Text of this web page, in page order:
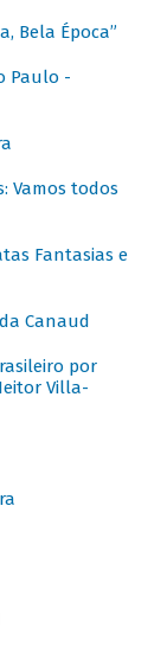
Bela Época”
Paulo -
Vamos todos
Fantasias e
Canaud
por
Villa-